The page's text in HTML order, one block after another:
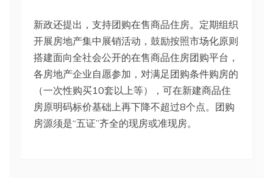
新政还提出，支持团购在售商品住房。定期组织
开展房地产集中展销活动，鼓励按照市场化原则
搭建面向全社会公开的在售商品住房团购平台，
各房地产企业自愿参加，对满足团购条件购房的
（一次性购买10套以上等），可在新建商品住
房原明码标价基础上再下降不超过8个点。团购
房源须是“五证”齐全的现房或准现房。